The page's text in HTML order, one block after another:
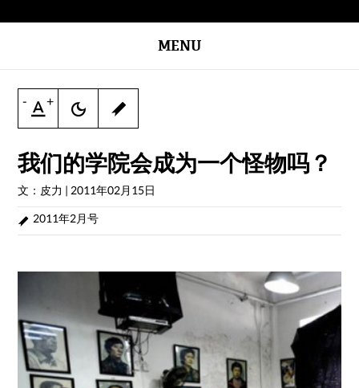
MENU
- +
我们的学院会成为一个怪物吗？
文：皮力 | 2011年02月15日
2011年2月号